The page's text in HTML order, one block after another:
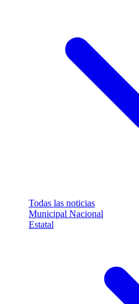
Todas las noticias
Municipal Nacional
Estatal